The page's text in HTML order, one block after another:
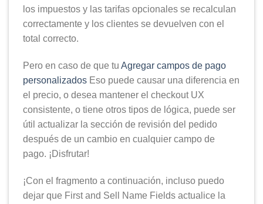
los impuestos y las tarifas opcionales se recalculan
correctamente y los clientes se devuelven con el
total correcto.
Pero en caso de que tu Agregar campos de pago
personalizados Eso puede causar una diferencia en
el precio, o desea mantener el checkout UX
consistente, o tiene otros tipos de lógica, puede ser
útil actualizar la sección de revisión del pedido
después de un cambio en cualquier campo de
pago. ¡Disfrutar!
¡Con el fragmento a continuación, incluso puedo
dejar que First and Sell Name Fields actualice la